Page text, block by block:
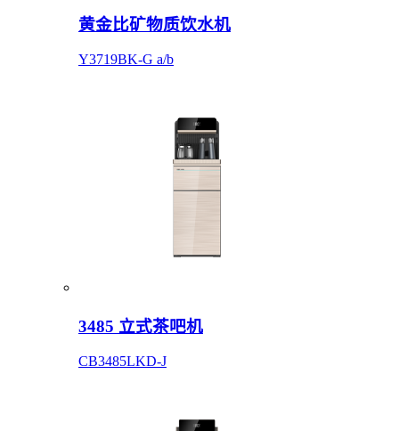
黄金比矿物质饮水机
Y3719BK-G a/b
3485 立式茶吧机
CB3485LKD-J